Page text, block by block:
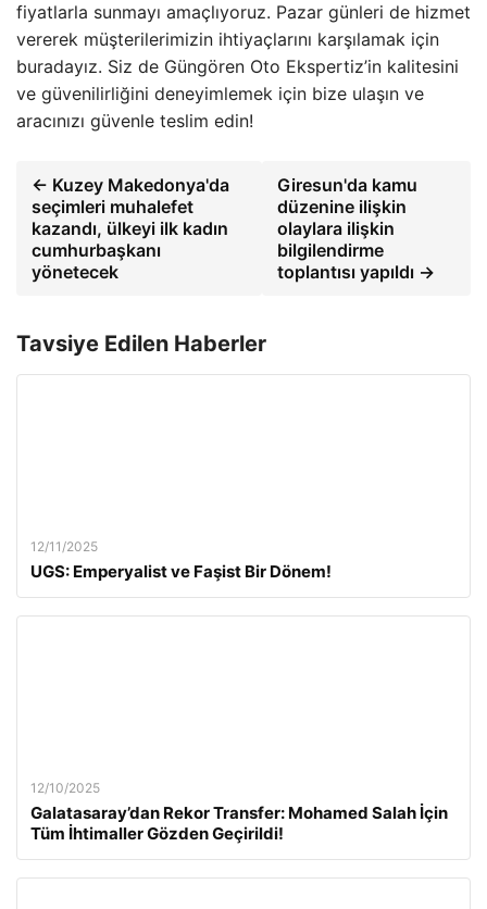
fiyatlarla sunmayı amaçlıyoruz. Pazar günleri de hizmet
vererek müşterilerimizin ihtiyaçlarını karşılamak için
buradayız. Siz de Güngören Oto Ekspertiz’in kalitesini
ve güvenilirliğini deneyimlemek için bize ulaşın ve
aracınızı güvenle teslim edin!
← Kuzey Makedonya'da
seçimleri muhalefet
kazandı, ülkeyi ilk kadın
cumhurbaşkanı
yönetecek
Giresun'da kamu
düzenine ilişkin
olaylara ilişkin
bilgilendirme
toplantısı yapıldı →
Tavsiye Edilen Haberler
12/11/2025
UGS: Emperyalist ve Faşist Bir Dönem!
12/10/2025
Galatasaray’dan Rekor Transfer: Mohamed Salah İçin
Tüm İhtimaller Gözden Geçirildi!